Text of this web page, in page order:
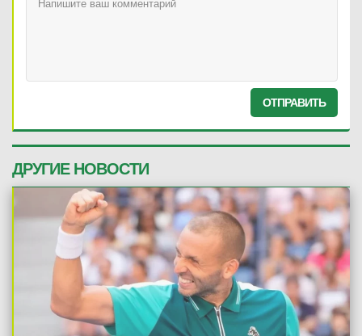
ОТПРАВИТЬ
ДРУГИЕ НОВОСТИ